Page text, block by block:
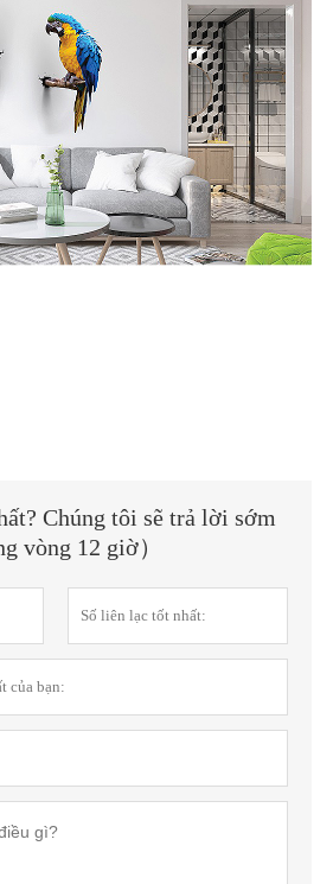
Chúng tôi sẽ trả lời sớm
vòng 12 giờ）